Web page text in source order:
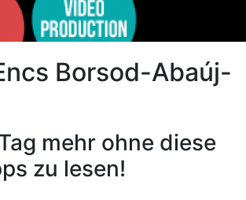
Borsod-Abaúj-
mehr ohne diese
zu lesen!